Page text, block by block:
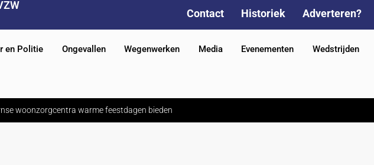
Contact Historiek Adverteren?
en Politie Ongevallen Wegenwerken Media Evenementen Wedstrijden
woonzorgcentra warme feestdagen bieden